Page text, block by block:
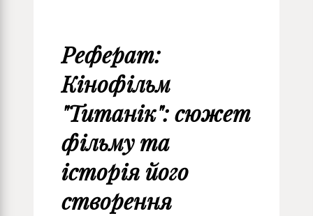
Реферат:
Кінофільм
"Титанік": сюжет
фільму та
історія його
створення